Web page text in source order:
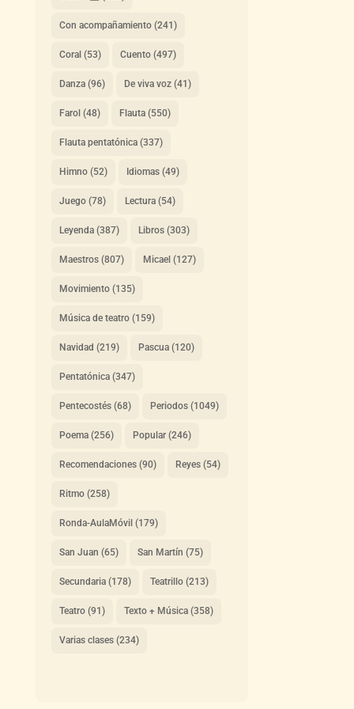
Con acompañamiento(241)
Coral (53) Cuento(497)
Danza(96) De viva voz(41)
Farol (48) Flauta(550)
Flauta pentatónica(337)
Himno(52) Idiomas(49)
Juego(78) Lectura(54)
Leyenda(387) Libros(303)
Maestros(807) Micael (127)
Movimiento(135)
Música de teatro(159)
Navidad (219) Pascua(120)
Pentatónica(347)
Pentecostés(68) Periodos(1049)
Poema(256) Popular(246)
Recomendaciones(90) Reyes(54)
Ritmo(258)
Ronda-AulaMóvil (179)
San Juan (65) San Martín (75)
Secundaria(178) Teatrillo(213)
Teatro(91) Texto + Música(358)
Varias clases(234)